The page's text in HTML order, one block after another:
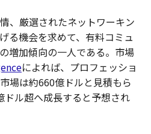
、厳選されたネットワーキン
る機会を求めて、有料コミュ
増加傾向の一人である。市場
によれば、プロフェッショ
場は約660億ドルと見積もら
ル超へ成長すると予想され